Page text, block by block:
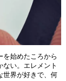
を始めたころから
ない。エレメント
世界が好きで、何